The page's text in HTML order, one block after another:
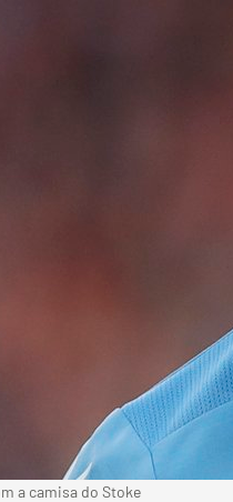
a camisa do Stoke